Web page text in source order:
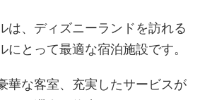
は、ディズニーランドを訪れる
にとって最適な宿泊施設です。
華な客室、充実したサービスが